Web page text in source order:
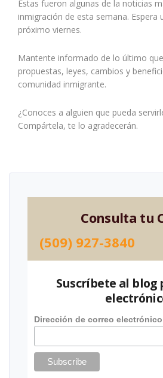
Estas fueron algunas de la noticias
inmigración de esta semana. Espera
próximo viernes.
Mantente informado de lo último
propuestas, leyes, cambios y
comunidad inmigrante.
¿Conoces a alguien que pueda
Compártela, te lo agradecerán.
Consulta tu
(509) 927-3840
Suscríbete al blog
Dirección de correo electrónico